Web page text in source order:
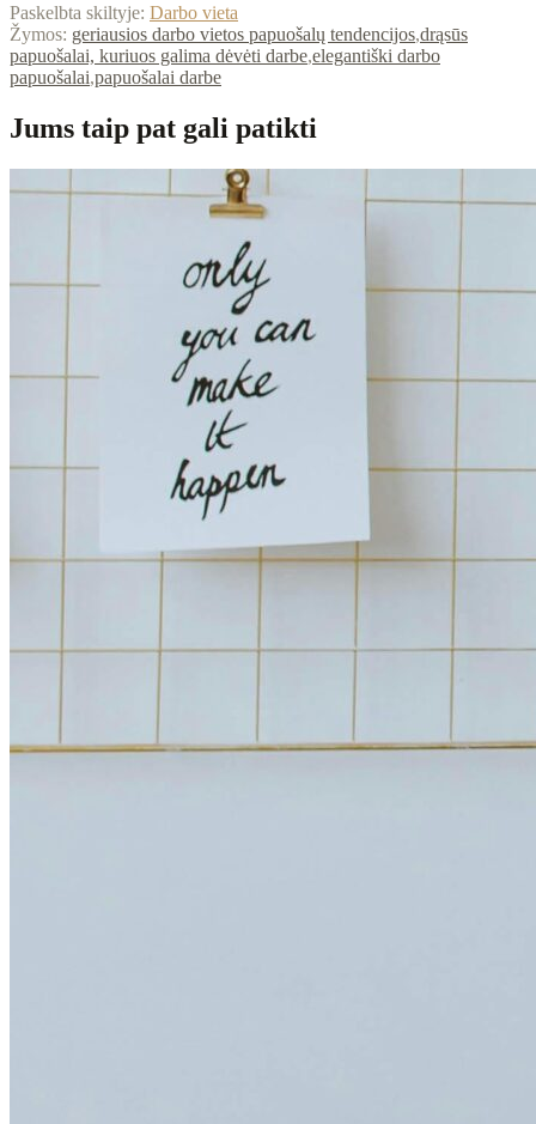
Paskelbta skiltyje: Darbo vieta
Žymos: geriausios darbo vietos papuošalų tendencijos,drąsūs
papuošalai, kuriuos galima dėvėti darbe,elegantiški darbo
papuošalai,papuošalai darbe
Jums taip pat gali patikti